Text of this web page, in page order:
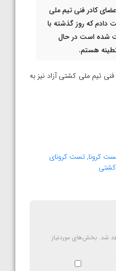
کادر فنی تیم ملی
که روز گذشته با
شده است در حال
هستم.
تیم ملی کشتی آزاد نیز به
کرونا,تست کرونای
شد. بخش‌های موردنیاز